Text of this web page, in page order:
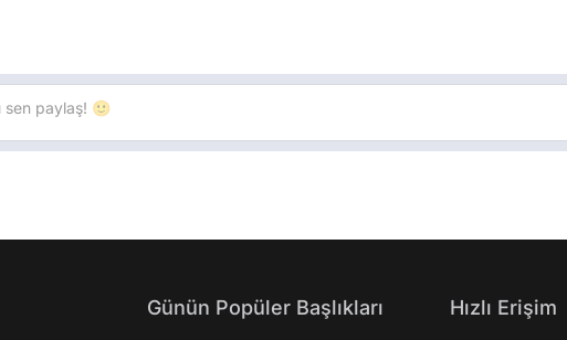
Günün Popüler Başlıkları Hızlı Erişim